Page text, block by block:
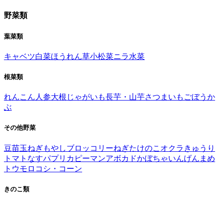
野菜類
葉菜類
キャベツ白菜ほうれん草小松菜ニラ水菜
根菜類
れんこん 人参大根 じゃがいも長芋・山芋さつまいも ごぼう か
ぶ
その他野菜
豆苗玉ねぎもやしブロッコリーねぎたけのこ オクラ きゅうり
トマト なすパプリカ ピーマンアボカドかぼちゃいんげんまめ
トウモロコシ・コーン
きのこ類